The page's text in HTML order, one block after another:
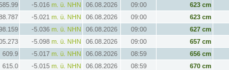
-5.016 m. ü. NHN 06.08.2026 09:00 623 cm
-5.021 m. ü. NHN 06.08.2026 09:00 623 cm
-5.036 m. ü. NHN 06.08.2026 09:00 627 cm
-5.098 m. ü. NHN 06.08.2026 09:00 657 cm
609.9 -5.017 m. ü. NHN 06.08.2026 08:59 656 cm
615.0 -5.015 m. ü. NHN 06.08.2026 08:59 670 cm